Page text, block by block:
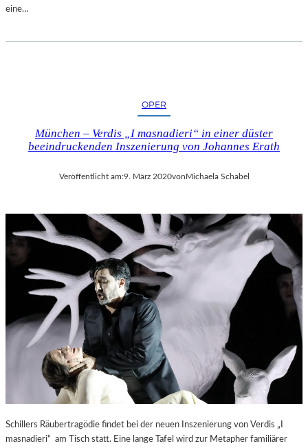
eine…
OPER
München – Verdis „I masnadieri“ in einer düster
beeindruckenden Inszenierung von Johannes Erath
Veröffentlicht am:9. März 2020vonMichaela Schabel
Schillers Räubertragödie findet bei der neuen Inszenierung von Verdis „I
masnadieri“ am Tisch statt. Eine lange Tafel wird zur Metapher familiärer